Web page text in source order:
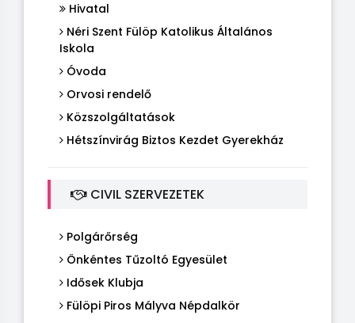
Hivatal
Néri Szent Fülöp Katolikus Általános
Iskola
Óvoda
Orvosi rendelő
Közszolgáltatások
Hétszínvirág Biztos Kezdet Gyerekház
CIVIL SZERVEZETEK
Polgárőrség
Önkéntes Tűzoltó Egyesület
Idősek Klubja
Fülöpi Piros Mályva Népdalkör